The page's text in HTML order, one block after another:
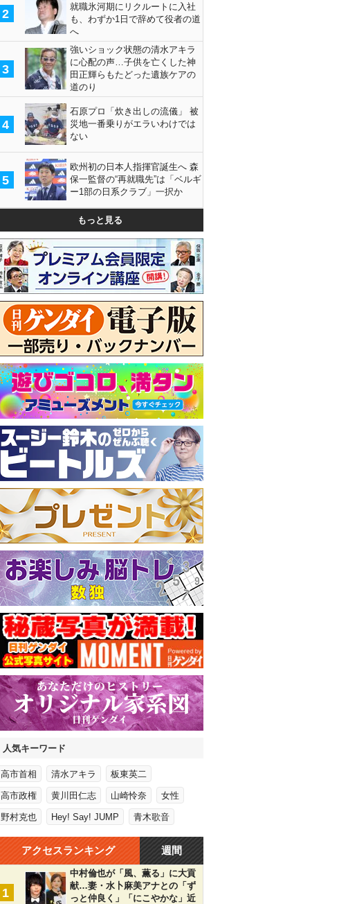
2
就職氷河期にリクルートに入社
も、わずか1日で辞めて役者の道
へ
3
強いショック状態の清水アキラ
に心配の声…子供を亡くした神
田正輝らもたどった遺族ケアの
道のり
4
石原プロ「炊き出しの流儀」 被
災地一番乗りがエラいわけでは
ない
5
欧州初の日本人指揮官誕生へ 森
保一監督の“再就職先”は「ベルギ
ー1部の日系クラブ」一択か
もっと見る
人気キーワード
高市首相 清水アキラ 板東英二
高市政権 黄川田仁志 山崎怜奈 女性
野村克也 Hey! Say! JUMP 青木歌音
アクセスランキング 週間
1
中村倫也が「風、薫る」に大貢
献…妻・水卜麻美アナとの「ず
っと仲良く」「にこやかな」近